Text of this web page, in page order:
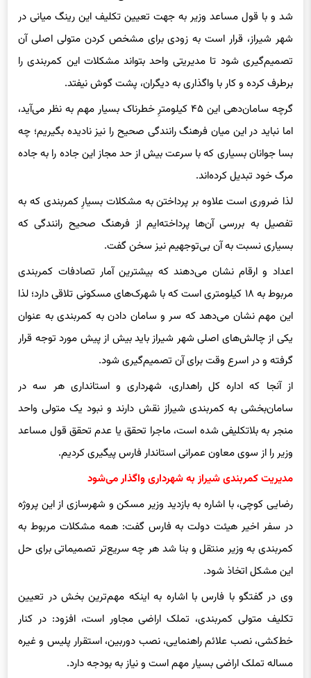
شد و با قول مساعد وزیر به جهت تعیین تکلیف این رینگ میانی در
شهر شیراز، قرار است به زودی برای مشخص کردن متولی اصلی آن
تصمیم‌گیری شود تا مدیریتی واحد بتواند مشکلات این کمربندی را
برطرف کرده و کار با واگذاری به دیگران، پشت گوش نیفتد.
گرچه سامان‌دهی این ۴۵ کیلومترِ خطرناک بسیار مهم به نظر می‌آید،
اما نباید در این میان فرهنگ رانندگی صحیح را نیز نادیده بگیریم؛ چه
بسا جوانان بسیاری که با سرعت بیش از حد مجاز این جاده را به جاده
مرگ خود تبدیل کرده‌اند‌.
لذا ضروری است علاوه بر پرداختن به مشکلات بسیارِ کمربندی که به
تفصیل به بررسی آن‌ها پرداخته‌ایم از فرهنگ صحیح رانندگی که
بسیاری نسبت به آن بی‌توجهیم نیز سخن گفت.
اعداد و ارقام نشان می‌دهند که بیشترین آمار تصادفات کمربندی
مربوط به ۱۸ کیلومتری است که با شهرک‌های مسکونی تلاقی دارد؛ لذا
این مهم نشان می‌دهد که سر و سامان دادن به کمربندی به عنوان
یکی از چالش‌های اصلی شهر شیراز باید بیش از پیش مورد توجه قرار
گرفته و در اسرع وقت برای آن تصمیم‌گیری شود.
از آنجا که اداره کل راهداری، شهرداری و استانداری هر سه در
سامان‌بخشی به کمربندی شیراز نقش دارند و نبود یک متولی واحد
منجر به بلاتکلیفی شده است، ماجرا تحقق یا عدم تحقق قول مساعد
وزیر را از سوی معاون عمرانی استاندار فارس پیگیری کردیم.
مدیریت کمربندی شیراز به شهرداری واگذار می‌شود
رضایی کوچی، با اشاره به بازدید وزیر مسکن و شهرسازی از این پروژه
در سفر اخیر هیئت دولت به فارس گفت: همه مشکلات مربوط به
کمربندی به وزیر منتقل و بنا شد هر چه سریع‌تر تصمیماتی برای حل
این مشکل اتخاذ شود.
وی در گفتگو با فارس با اشاره به اینکه مهم‌ترین بخش در تعیین
تکلیف متولی کمربندی، تملک اراضی مجاور است، افزود: در کنار
خط‌کشی، نصب علائم راهنمایی، نصب دوربین، استقرار پلیس و غیره
مساله تملک اراضی بسیار مهم است و نیاز به بودجه دارد.